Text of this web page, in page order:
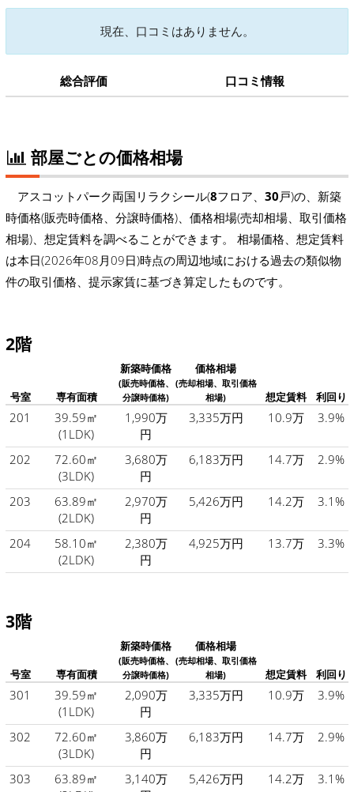
現在、口コミはありません。
総合評価 口コミ情報
部屋ごとの価格相場
アスコットパーク両国リラクシール(8フロア、 30戸)の、新築
時価格(販売時価格、分譲時価格)、価格相場(売却相場、取引価格
相場)、想定賃料を調べることができます。 相場価格、想定賃料
は本日(2026年08月09日)時点の周辺地域における過去の類似物
件の取引価格、提示家賃に基づき算定したものです。
2階
号室 専有面積
新築時価格
(販売時価格、
分譲時価格)
価格相場
(売却相場、取引価格
相場)
想定賃料 利回り
201
39.59㎡
(1LDK)
1,990万
円
3,335万円 10.9万 3.9%
202
72.60㎡
(3LDK)
3,680万
円
6,183万円 14.7万 2.9%
203
63.89㎡
(2LDK)
2,970万
円
5,426万円 14.2万 3.1%
204
58.10㎡
(2LDK)
2,380万
円
4,925万円 13.7万 3.3%
3階
号室 専有面積
新築時価格
(販売時価格、
分譲時価格)
価格相場
(売却相場、取引価格
相場)
想定賃料 利回り
301
39.59㎡
(1LDK)
2,090万
円
3,335万円 10.9万 3.9%
302
72.60㎡
(3LDK)
3,860万
円
6,183万円 14.7万 2.9%
303
63.89㎡
3,140万
5,426万円 14.2万 3.1%